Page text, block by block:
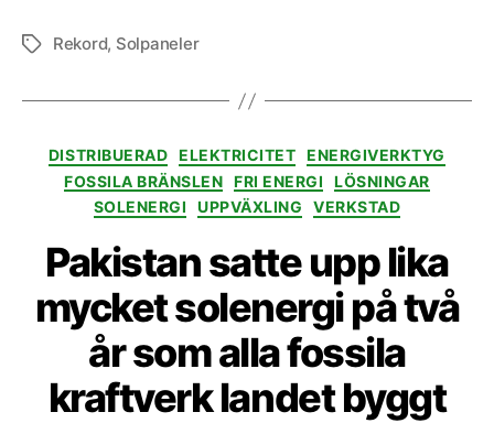
Etiketter
Rekord, Solpaneler
Kategorier
DISTRIBUERAD ELEKTRICITET
ENERGIVERKTYG
FOSSILA BRÄNSLEN
FRI ENERGI
LÖSNINGAR
SOLENERGI
UPPVÄXLING VERKSTAD
Pakistan satte upp lika
mycket solenergi på två
år som alla fossila
kraftverk landet byggt